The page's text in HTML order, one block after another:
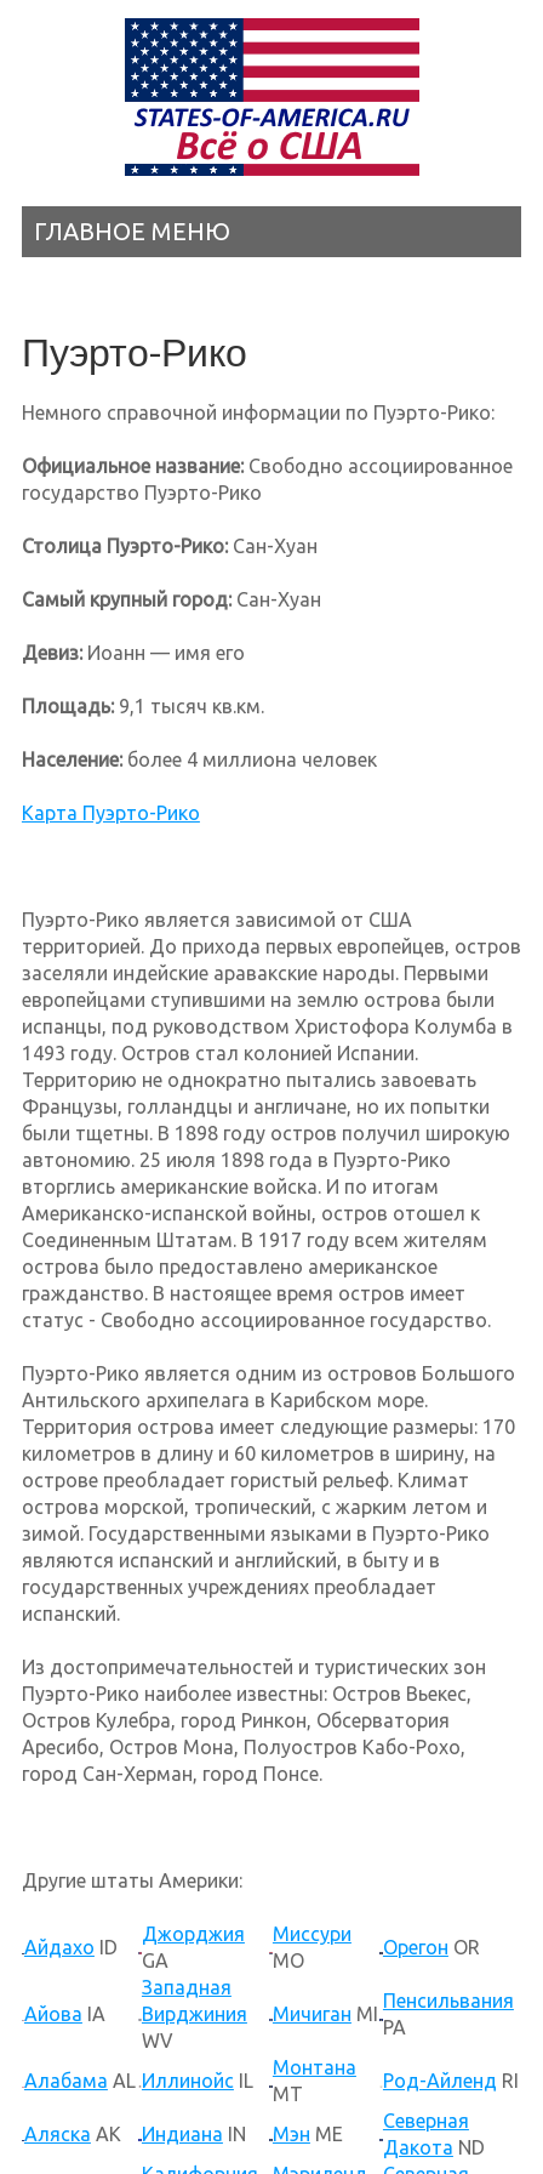
ГЛАВНОЕ МЕНЮ
Пуэрто-Рико
Немного справочной информации по Пуэрто-Рико:
Официальное название:Свободно ассоциированное
государство Пуэрто-Рико
Столица Пуэрто-Рико:Сан-Хуан
Самый крупный город:Сан-Хуан
Девиз:Иоанн — имя его
Площадь:9,1 тысяч кв.км.
Население:более 4 миллиона человек
Карта Пуэрто-Рико
Пуэрто-Рико является зависимой от США
территорией. До прихода первых европейцев, остров
заселяли индейские аравакские народы. Первыми
европейцами ступившими на землю острова были
испанцы, под руководством Христофора Колумба в
1493 году. Остров стал колонией Испании.
Территорию не однократно пытались завоевать
Французы, голландцы и англичане, но их попытки
были тщетны. В 1898 году остров получил широкую
автономию. 25 июля 1898 года в Пуэрто-Рико
вторглись американские войска. И по итогам
Американско-испанской войны, остров отошел к
Соединенным Штатам. В 1917 году всем жителям
острова было предоставлено американское
гражданство. В настоящее время остров имеет
статус - Свободно ассоциированное государство.
Пуэрто-Рико является одним из островов Большого
Антильского архипелага в Карибском море.
Территория острова имеет следующие размеры: 170
километров в длину и 60 километров в ширину, на
острове преобладает гористый рельеф. Климат
острова морской, тропический, с жарким летом и
зимой. Государственными языками в Пуэрто-Рико
являются испанский и английский, в быту и в
государственных учреждениях преобладает
испанский.
Из достопримечательностей и туристических зон
Пуэрто-Рико наиболее известны: Остров Вьекес,
Остров Кулебра, город Ринкон, Обсерватория
Аресибо, Остров Мона, Полуостров Кабо-Рохо,
город Сан-Херман, город Понсе.
Другие штаты Америки:
Айдахо ID
Джорджия
GA
Миссури
MO
Орегон OR
Айова IA
Западная
Вирджиния
WV
Мичиган MI
Пенсильвания
PA
Алабама AL Иллинойс IL
Монтана
MT
Род-Айленд RI
Аляска AK Индиана IN Мэн ME
Северная
Дакота ND